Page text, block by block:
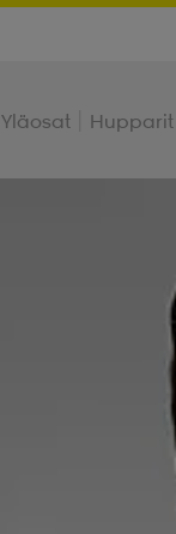
Yläosat Hupparit